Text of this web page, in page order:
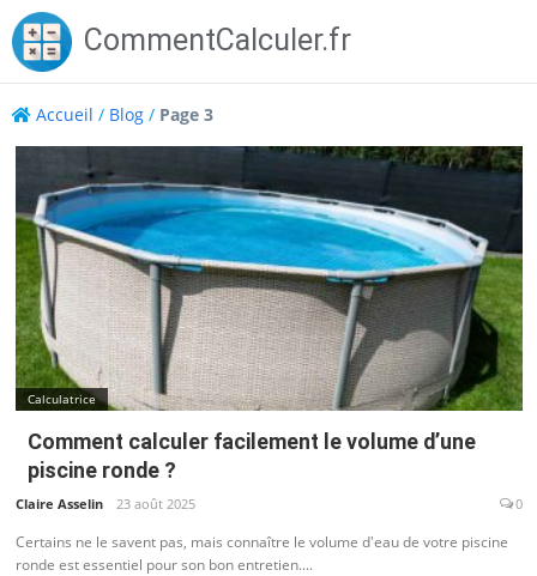
Skip
to
content
CommentCalculer.fr
Accueil / Blog / Page 3
Calculatrice
Comment calculer facilement le volume d’une
piscine ronde ?
Claire Asselin 23 août 2025 0
Certains ne le savent pas, mais connaître le volume d'eau de votre piscine
ronde est essentiel pour son bon entretien....